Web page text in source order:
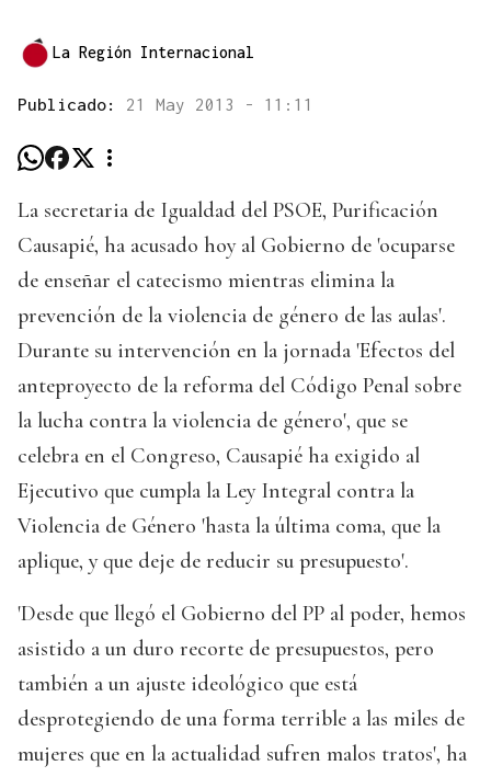
La Región Internacional
Publicado: 21 May 2013 - 11:11
La secretaria de Igualdad del PSOE, Purificación
Causapié, ha acusado hoy al Gobierno de 'ocuparse
de enseñar el catecismo mientras elimina la
prevención de la violencia de género de las aulas'.
Durante su intervención en la jornada 'Efectos del
anteproyecto de la reforma del Código Penal sobre
la lucha contra la violencia de género', que se
celebra en el Congreso, Causapié ha exigido al
Ejecutivo que cumpla la Ley Integral contra la
Violencia de Género 'hasta la última coma, que la
aplique, y que deje de reducir su presupuesto'.
'Desde que llegó el Gobierno del PP al poder, hemos
asistido a un duro recorte de presupuestos, pero
también a un ajuste ideológico que está
desprotegiendo de una forma terrible a las miles de
mujeres que en la actualidad sufren malos tratos', ha